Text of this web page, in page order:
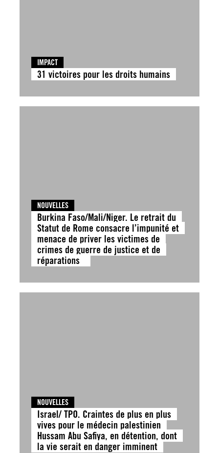
IMPACT
31 victoires pour les droits humains
NOUVELLES
Burkina Faso/Mali/Niger. Le retrait du
Statut de Rome consacre l’impunité et
menace de priver les victimes de
crimes de guerre de justice et de
réparations
NOUVELLES
Israel/ TPO. Craintes de plus en plus
vives pour le médecin palestinien
Hussam Abu Safiya, en détention, dont
la vie serait en danger imminent